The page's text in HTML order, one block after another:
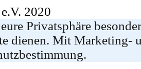
2020
Privatsphäre
dienen. Mit Marketing-